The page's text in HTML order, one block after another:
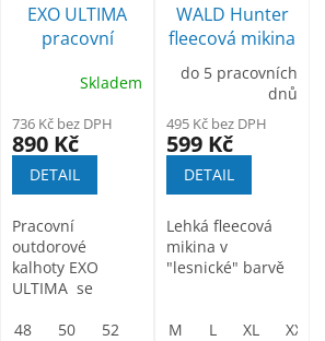
EXO ULTIMA
pracovní
kalhoty
Skladem
736 Kč bez DPH
890 Kč
DETAIL
Pracovní
outdorové
kalhoty EXO
ULTIMA se
moderním,
48 50 52 58 60
WALD Hunter
fleecová mikina
do 5 pracovních
dnů
495 Kč bez DPH
599 Kč
DETAIL
Lehká fleecová
mikina v
"lesnické" barvě
M L XL XXL